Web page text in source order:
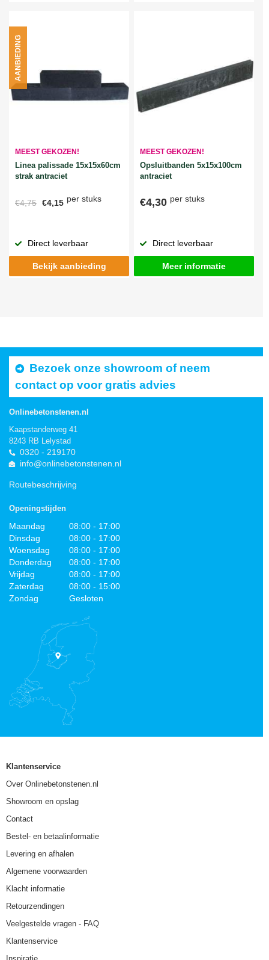
MEEST GEKOZEN!
Linea palissade 15x15x60cm
strak antraciet
€4,75 €4,15 per stuks
AANBIEDING
Direct leverbaar
Bekijk aanbieding
MEEST GEKOZEN!
Opsluitbanden 5x15x100cm
antraciet
€4,30 per stuks
Direct leverbaar
Meer informatie
Bezoek onze showroom of neem
contact op voor gratis advies
Onlinebetonstenen.nl
Kaapstanderweg 41
8243 RB Lelystad
0320 - 219170
info@onlinebetonstenen.nl
Routebeschrijving
Openingstijden
Maandag
08:00 - 17:00
Dinsdag
08:00 - 17:00
Woensdag
08:00 - 17:00
Donderdag
08:00 - 17:00
Vrijdag
08:00 - 17:00
Zaterdag
08:00 - 15:00
Zondag
Gesloten
Klantenservice
Over Onlinebetonstenen.nl
Showroom en opslag
Contact
Bestel- en betaalinformatie
Levering en afhalen
Algemene voorwaarden
Klacht informatie
Retourzendingen
Veelgestelde vragen - FAQ
Klantenservice